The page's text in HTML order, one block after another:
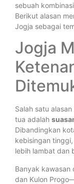
sebuah
Berikut alasan
Jogja sebagai
Jogja
Salah satu
tua adalah
Dibandingkan
kebisingan
lebih lambat dan
Banyak
dan Kulon